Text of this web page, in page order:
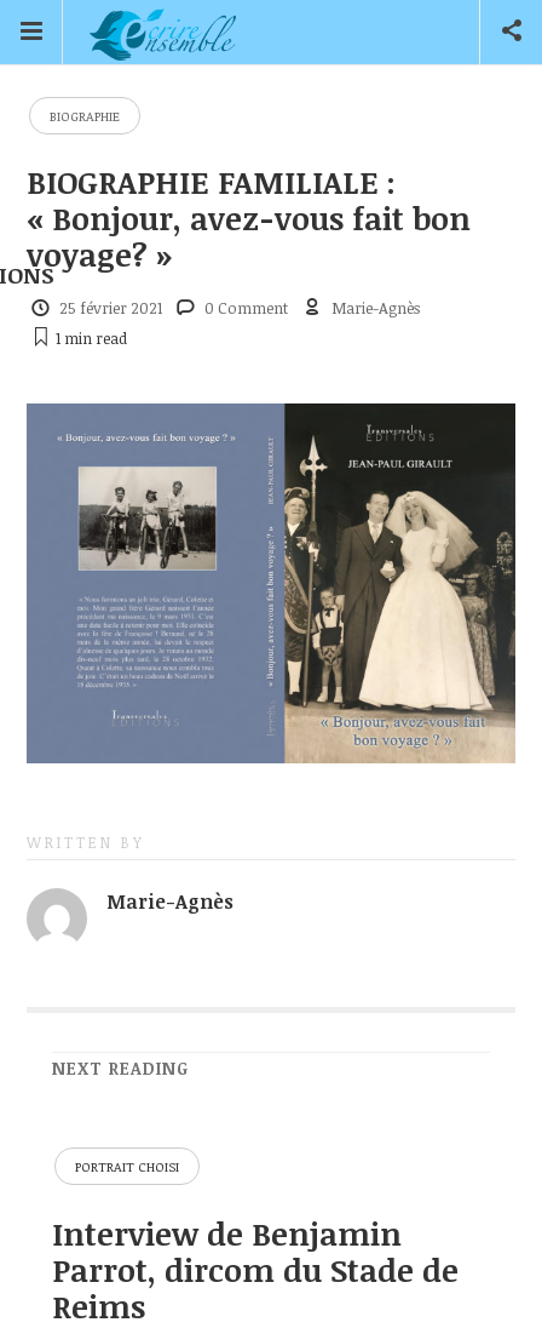
BIOGRAPHIE
BIOGRAPHIE FAMILIALE :
« Bonjour, avez-vous fait bon
voyage? »
25 février 2021 0 Comment
Marie-Agnès
1 minread
WRITTEN BY
Marie-Agnès
NEXT READING
PORTRAIT CHOISI
Interview de Benjamin
Parrot, dircom du Stade de
Reims